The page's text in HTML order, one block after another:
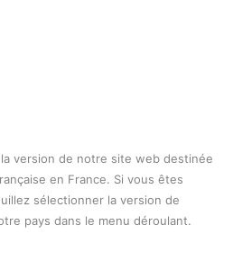
version de notre site web destinée
en France. Si vous êtes
sélectionner la version de
pays dans le menu déroulant.